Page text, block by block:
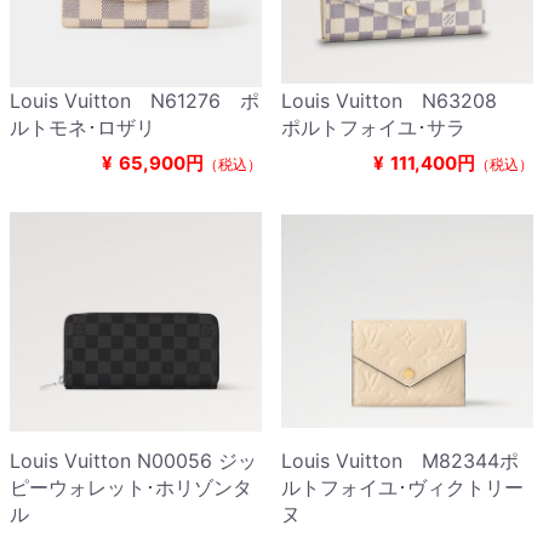
Louis Vuitton N61276 ポ
ルトモネ･ロザリ
¥ 65,900円 （税込）
Louis Vuitton N63208
ポルトフォイユ･サラ
¥ 111,400円 （税込）
Louis Vuitton N00056 ジッ
ピーウォレット･ホリゾンタ
ル
Louis Vuitton M82344ポ
ルトフォイユ･ヴィクトリー
ヌ